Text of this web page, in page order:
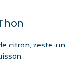
citron, zeste, un